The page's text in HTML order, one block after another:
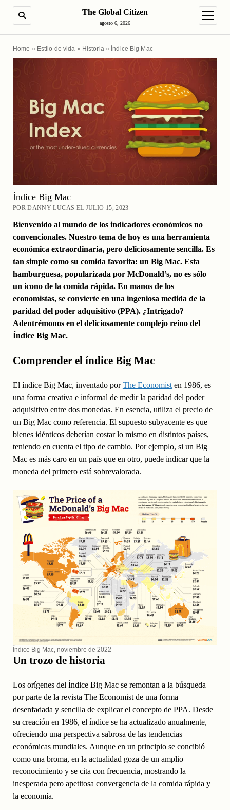
The Global Citizen
agosto 6, 2026
abrir
Home » Estilo de vida » Historia » Índice Big Mac
Índice Big Mac
POR DANNY LUCAS EL JULIO 15, 2023
Bienvenido al mundo de los indicadores económicos no
convencionales. Nuestro tema de hoy es una herramienta
económica extraordinaria, pero deliciosamente sencilla. Es
tan simple como su comida favorita: un Big Mac. Esta
hamburguesa, popularizada por McDonald’s, no es sólo
un icono de la comida rápida. En manos de los
economistas, se convierte en una ingeniosa medida de la
paridad del poder adquisitivo (PPA). ¿Intrigado?
Adentrémonos en el deliciosamente complejo reino del
Índice Big Mac.
Comprender el índice Big Mac
El índice Big Mac, inventado porThe Economisten 1986, es
una forma creativa e informal de medir la paridad del poder
adquisitivo entre dos monedas. En esencia, utiliza el precio de
un Big Mac como referencia. El supuesto subyacente es que
bienes idénticos deberían costar lo mismo en distintos países,
teniendo en cuenta el tipo de cambio. Por ejemplo, si un Big
Mac es más caro en un país que en otro, puede indicar que la
moneda del primero está sobrevalorada.
Índice Big Mac, noviembre de 2022
Un trozo de historia
Los orígenes del Índice Big Mac se remontan a la búsqueda
por parte de la revista The Economist de una forma
desenfadada y sencilla de explicar el concepto de PPA. Desde
su creación en 1986, el índice se ha actualizado anualmente,
ofreciendo una perspectiva sabrosa de las tendencias
económicas mundiales. Aunque en un principio se concibió
como una broma, en la actualidad goza de un amplio
reconocimiento y se cita con frecuencia, mostrando la
inesperada pero apetitosa convergencia de la comida rápida y
la economía.